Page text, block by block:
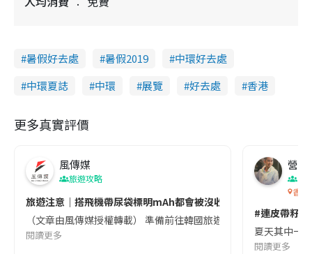
暑假好去處 暑假2019
中環好去處
中環夏誌
中環 展覽 好去處 香港
更多真實評價
風傳媒
旅遊攻略
旅遊注意｜搭飛機帶尿袋標明mAh都會被沒收😱出發前切記檢查
（文章由風傳媒授權轉載） 準備前往韓國旅遊的民眾，近期要
閱讀更多
營養
香港
#連皮帶籽
夏天其中一
閱讀更多